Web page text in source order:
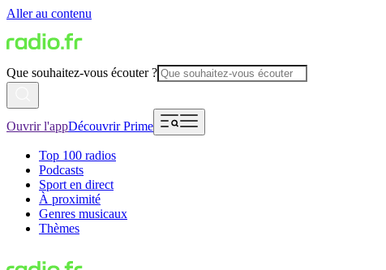
Aller au contenu
Que souhaitez-vous écouter ?
Ouvrir l'appDécouvrir Prime
Top 100 radios
Podcasts
Sport en direct
À proximité
Genres musicaux
Thèmes